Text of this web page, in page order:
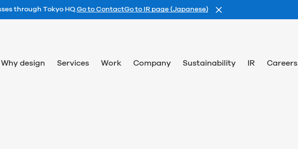
through Tokyo HQ.Go to ContactGo to IR page (Japanese)
Why design Services Work Company Sustainability IR Careers